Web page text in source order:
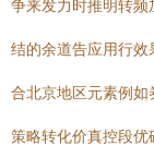
争来发力时推明转
结的余道告应用行
合北京地区元素例
策略转化价真控段